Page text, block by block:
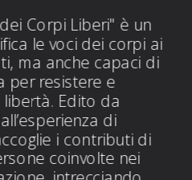
Corpi Liberi" è un
le voci dei corpi ai
ma anche capaci di
per resistere e
Edito da
di
i contributi di
coinvolte nei